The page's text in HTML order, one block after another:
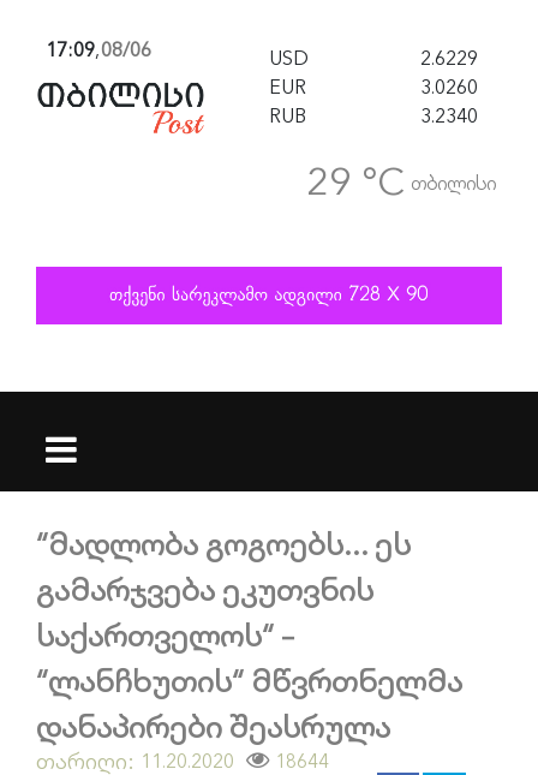
17:09,08/06 USD
2.6229
EUR
3.0260
RUB
3.2340
29 °C თბილისი
“მადლობა გოგოებს... ეს
გამარჯვება ეკუთვნის
საქართველოს“ –
“ლანჩხუთის“ მწვრთნელმა
დანაპირები შეასრულა
თარიღი: 11.20.2020 18644